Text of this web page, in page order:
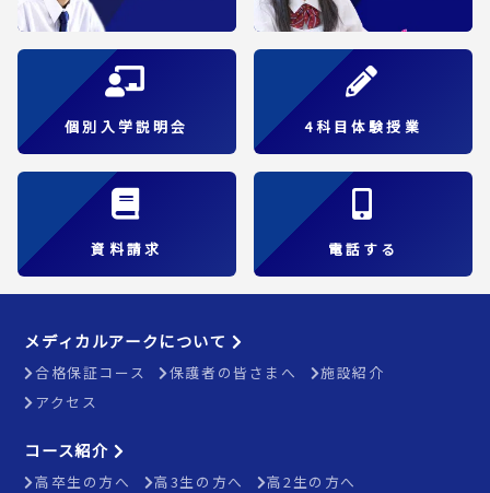
個別入学説明会 4科目体験授業
資料請求 電話する
メディカルアークについて
合格保証コース 保護者の皆さまへ
施設紹介
アクセス
コース紹介
高卒生の方へ 高3生の方へ
高2生の方へ